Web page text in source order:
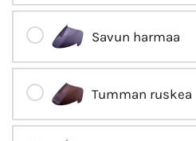
Savun harmaa
Tumman ruskea